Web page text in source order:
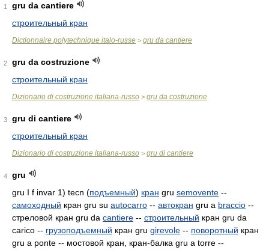
1
gru da cantiere
строительный кран
Dictionnaire polytechnique italo-russe > gru da cantiere
2
gru da costruzione
строительный кран
Dizionario di costruzione italiana-russo > gru da costruzione
3
gru di cantiere
строительный кран
Dizionario di costruzione italiana-russo > gru di cantiere
4
gru
gru I f invar 1) tecn (подъемный) кран gru semovente --
самоходный кран gru su autocarro -- автокран gru a braccio --
стреловой кран gru da cantiere -- строительный кран gru da
carico -- грузоподъемный кран gru girevole -- поворотный кран
gru a ponte -- мостовой кран, кран-балка gru a torre --